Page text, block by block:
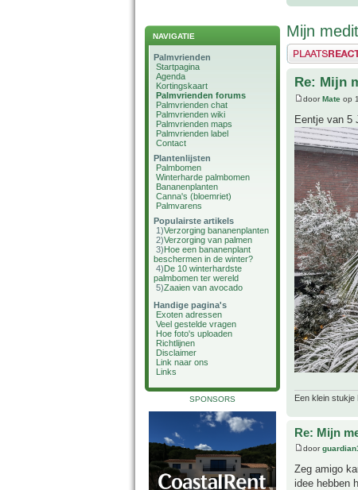
NAVIGATIE
Palmvrienden
Startpagina
Agenda
Kortingskaart
Palmvrienden forums
Palmvrienden chat
Palmvrienden wiki
Palmvrienden maps
Palmvrienden label
Contact
Plantenlijsten
Palmbomen
Winterharde palmbomen
Bananenplanten
Canna's (bloemriet)
Palmvarens
Populairste artikels
1)Verzorging bananenplanten
2)Verzorging van palmen
3)Hoe een bananenplant
beschermen in de winter?
4)De 10 winterhardste
palmbomen ter wereld
5)Zaaien van avocado
Handige pagina's
Exoten adressen
Veel gestelde vragen
Hoe foto's uploaden
Richtlijnen
Disclaimer
Link naar ons
Links
SPONSORS
Mijn
Plaats een reactie
Re: Mijn
doorMate op
Eentje van 5
Een klein stukje
Re: Mijn
door
Zeg amigo
idee hebben